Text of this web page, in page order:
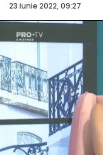
23 iunie 2022, 09:27